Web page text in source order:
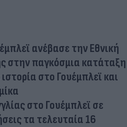
ανέβασε την Εθνική
στην παγκόσμια κατάταξη
στο Γουέμπλεϊ και
στο Γουέμπλεϊ σε
τα τελευταία 16